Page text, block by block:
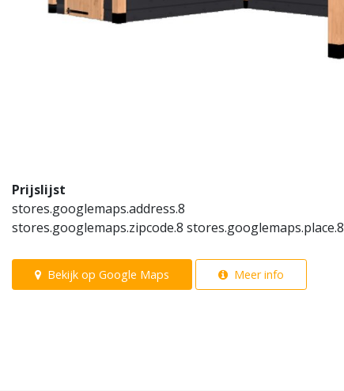
Prijslijst
stores.googlemaps.address.8
stores.googlemaps.zipcode.8 stores.googlemaps.place.8
Bekijk op Google Maps Meer info